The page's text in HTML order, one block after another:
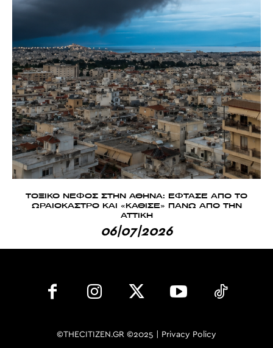
ΤΟΞΙΚΟ ΝΕΦΟΣ ΣΤΗΝ ΑΘΗΝΑ: ΕΦΤΑΣΕ ΑΠΟ ΤΟ
ΩΡΑΙΟΚΑΣΤΡΟ ΚΑΙ «ΚΑΘΙΣΕ» ΠΑΝΩ ΑΠΟ ΤΗΝ
ΑΤΤΙΚΗ
06|07|2026
©THECITIZEN.GR ©2025 | Privacy Policy